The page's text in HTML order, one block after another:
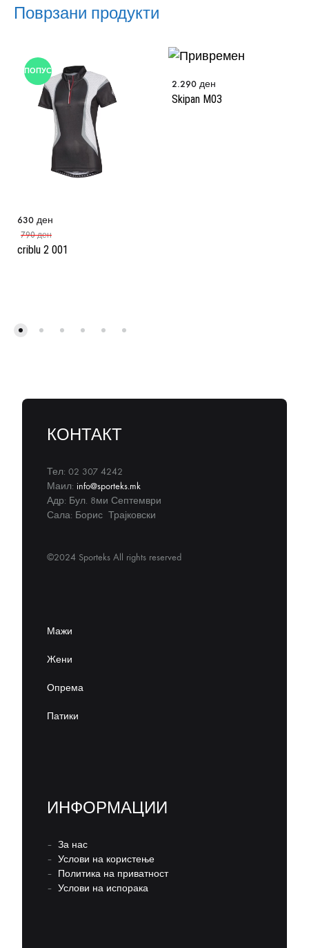
Поврзани продукти
ПОПУСТ
criblu 2 001
630 ден
790ден
Skipan M03
2.290 ден
КОНТАКТ
Тел: 02 307 4242
Маил: info@sporteks.mk
Адр: Бул. 8ми Септември
Сала: Борис Трајковски
©2024 Sporteks All rights reserved
Мажи
Жени
Опрема
Патики
ИНФОРМАЦИИ
– За нас
– Услови на користење
– Политика на приватност
– Услови на испорака